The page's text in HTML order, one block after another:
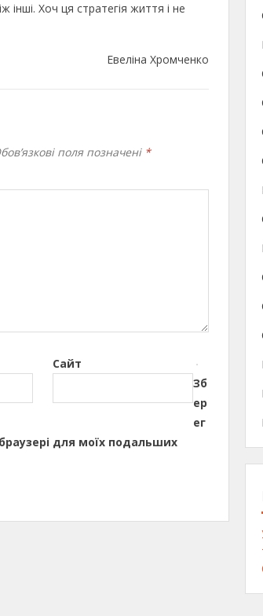
Хоч ця стратегія життя і не
Евеліна Хромченко
поля позначені *
Сайт
Зб
ер
ег
для моїх подальших